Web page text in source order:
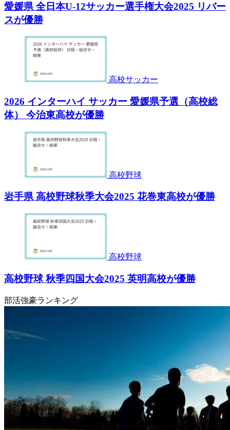
愛媛県 全日本U-12サッカー選手権大会2025 リバー
スが優勝
高校サッカー
2026 インターハイ サッカー 愛媛県予選（高校総
体） 今治東高校が優勝
高校野球
岩手県 高校野球秋季大会2025 花巻東高校が優勝
高校野球
高校野球 秋季四国大会2025 英明高校が優勝
部活強豪ランキング